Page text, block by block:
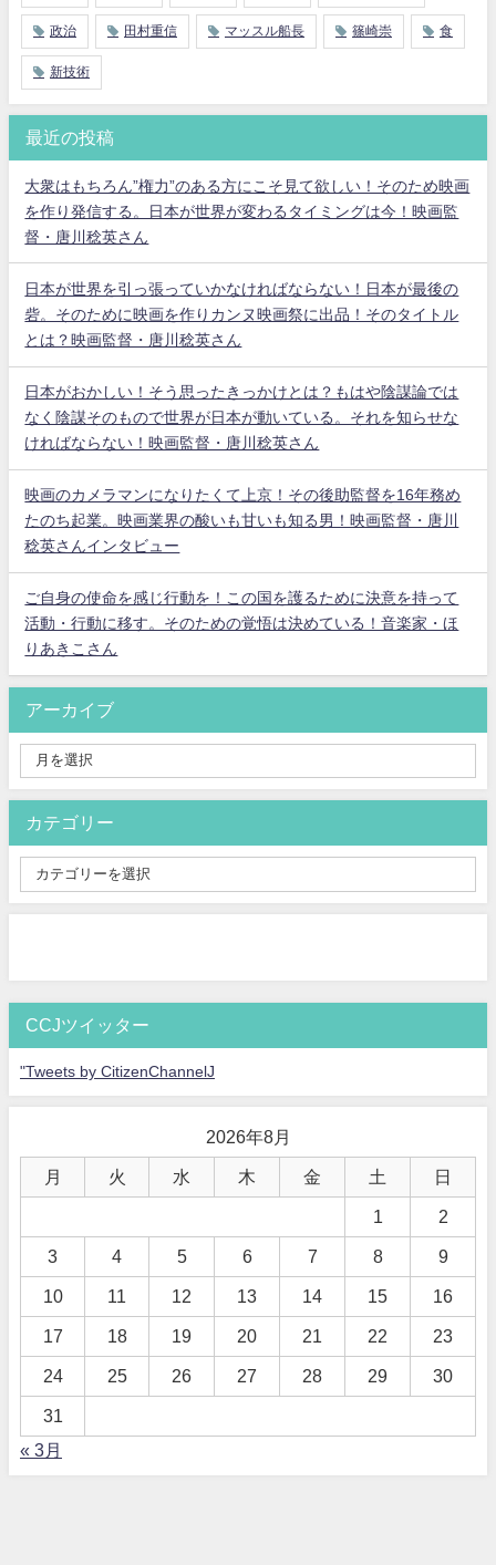
政治 田村重信 マッスル船長 篠崎崇 食
新技術
最近の投稿
大衆はもちろん”権力”のある方にこそ見て欲しい！そのため映画
を作り発信する。日本が世界が変わるタイミングは今！映画監
督・唐川稔英さん
日本が世界を引っ張っていかなければならない！日本が最後の
砦。そのために映画を作りカンヌ映画祭に出品！そのタイトル
とは？映画監督・唐川稔英さん
日本がおかしい！そう思ったきっかけとは？もはや陰謀論では
なく陰謀そのもので世界が日本が動いている。それを知らせな
ければならない！映画監督・唐川稔英さん
映画のカメラマンになりたくて上京！その後助監督を16年務め
たのち起業。映画業界の酸いも甘いも知る男！映画監督・唐川
稔英さんインタビュー
ご自身の使命を感じ行動を！この国を護るために決意を持って
活動・行動に移す。そのための覚悟は決めている！音楽家・ほ
りあきこさん
アーカイブ
カテゴリー
CCJツイッター
"Tweets by CitizenChannelJ
2026年8月
月 火 水 木 金 土 日
1 2
3 4 5 6 7 8 9
10 11 12 13 14 15 16
17 18 19 20 21 22 23
24 25 26 27 28 29 30
31
« 3月